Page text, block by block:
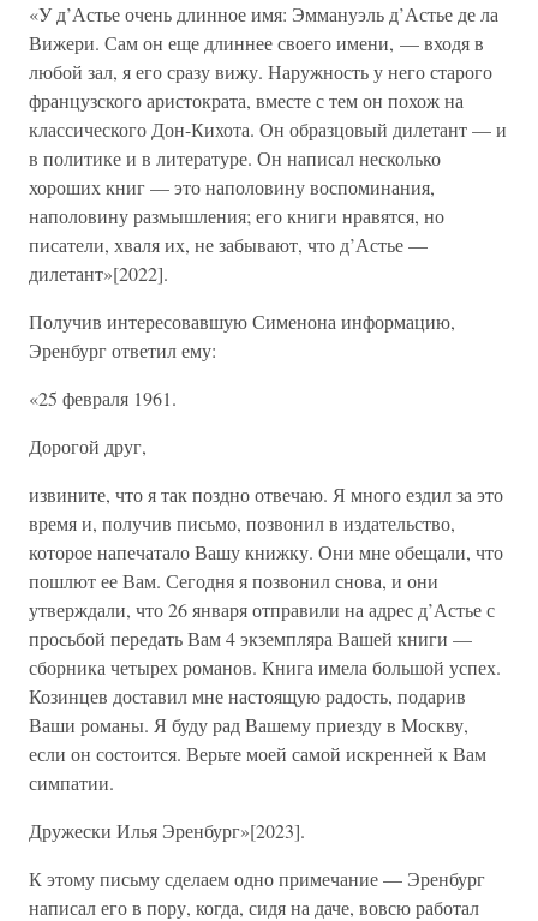
«У д’Астье очень длинное имя: Эммануэль д’Астье де ла
Вижери. Сам он еще длиннее своего имени, — входя в
любой зал, я его сразу вижу. Наружность у него старого
французского аристократа, вместе с тем он похож на
классического Дон-Кихота. Он образцовый дилетант — и
в политике и в литературе. Он написал несколько
хороших книг — это наполовину воспоминания,
наполовину размышления; его книги нравятся, но
писатели, хваля их, не забывают, что д’Астье —
дилетант»[2022].
Получив интересовавшую Сименона информацию,
Эренбург ответил ему:
«25 февраля 1961.
Дорогой друг,
извините, что я так поздно отвечаю. Я много ездил за это
время и, получив письмо, позвонил в издательство,
которое напечатало Вашу книжку. Они мне обещали, что
пошлют ее Вам. Сегодня я позвонил снова, и они
утверждали, что 26 января отправили на адрес д’Астье с
просьбой передать Вам 4 экземпляра Вашей книги —
сборника четырех романов. Книга имела большой успех.
Козинцев доставил мне настоящую радость, подарив
Ваши романы. Я буду рад Вашему приезду в Москву,
если он состоится. Верьте моей самой искренней к Вам
симпатии.
Дружески Илья Эренбург»[2023].
К этому письму сделаем одно примечание — Эренбург
написал его в пору, когда, сидя на даче, вовсю работал